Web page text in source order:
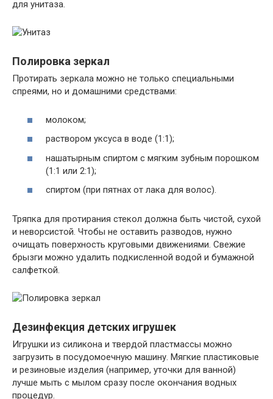
для унитаза.
Полировка зеркал
Протирать зеркала можно не только специальными
спреями, но и домашними средствами:
молоком;
раствором уксуса в воде (1:1);
нашатырным спиртом с мягким зубным порошком
(1:1 или 2:1);
спиртом (при пятнах от лака для волос).
Тряпка для протирания стекол должна быть чистой, сухой
и неворсистой. Чтобы не оставить разводов, нужно
очищать поверхность круговыми движениями. Свежие
брызги можно удалить подкисленной водой и бумажной
салфеткой.
Дезинфекция детских игрушек
Игрушки из силикона и твердой пластмассы можно
загрузить в посудомоечную машину. Мягкие пластиковые
и резиновые изделия (например, уточки для ванной)
лучше мыть с мылом сразу после окончания водных
процедур.